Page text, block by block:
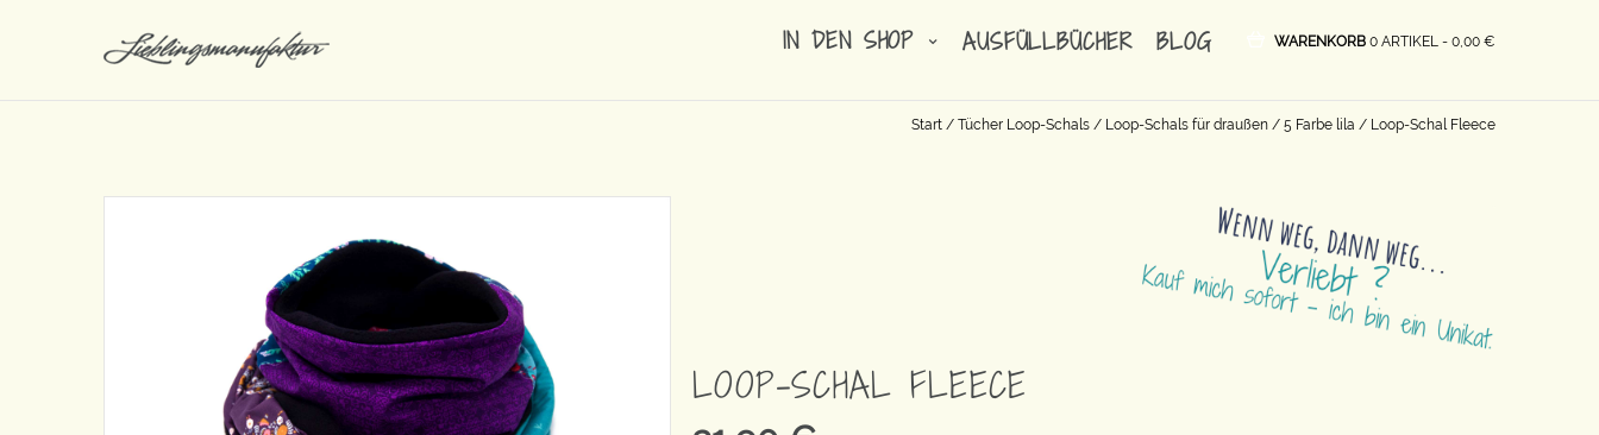
IN DEN SHOP AUSFÜLLBÜCHER BLOG WARENKORB 0 ARTIKEL - 0,00 €
Start / Tücher Loop-Schals / Loop-Schals für draußen / 5 Farbe lila / Loop-Schal Fleece
LOOP-SCHAL FLEECE